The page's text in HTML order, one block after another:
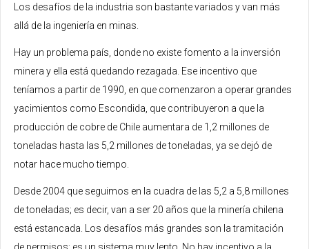
Los desafíos de la industria son bastante variados y van más
allá de la ingeniería en minas.
Hay un problema país, donde no existe fomento a la inversión
minera y ella está quedando rezagada. Ese incentivo que
teníamos a partir de 1990, en que comenzaron a operar grandes
yacimientos como Escondida, que contribuyeron a que la
producción de cobre de Chile aumentara de 1,2 millones de
toneladas hasta las 5,2 millones de toneladas, ya se dejó de
notar hace mucho tiempo.
Desde 2004 que seguimos en la cuadra de las 5,2 a 5,8 millones
de toneladas; es decir, van a ser 20 años que la minería chilena
está estancada. Los desafíos más grandes son la tramitación
de permisos; es un sistema muy lento. No hay incentivo a la